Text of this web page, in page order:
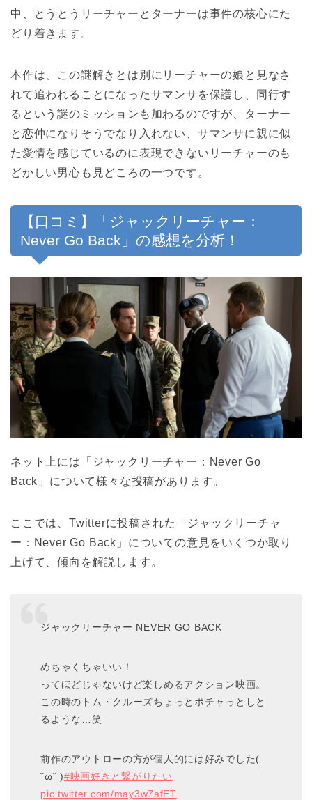
中、とうとうリーチャーとターナーは事件の核心にた
どり着きます。
本作は、この謎解きとは別にリーチャーの娘と見なさ
れて追われることになったサマンサを保護し、同行す
るという謎のミッションも加わるのですが、ターナー
と恋仲になりそうでなり入れない、サマンサに親に似
た愛情を感じているのに表現できないリーチャーのも
どかしい男心も見どころの一つです。
【口コミ】「ジャックリーチャー：
Never Go Back」の感想を分析！
ネット上には「ジャックリーチャー：Never Go
Back」について様々な投稿があります。
ここでは、Twitterに投稿された「ジャックリーチャ
ー：Never Go Back」についての意見をいくつか取り
上げて、傾向を解説します。
ジャックリーチャー NEVER GO BACK
めちゃくちゃいい！
ってほどじゃないけど楽しめるアクション映画。
この時のトム・クルーズちょっとポチャっとしと
るような…笑
前作のアウトローの方が個人的には好みでした(
ˇωˇ )#映画好きと繋がりたい
pic.twitter.com/may3w7afET